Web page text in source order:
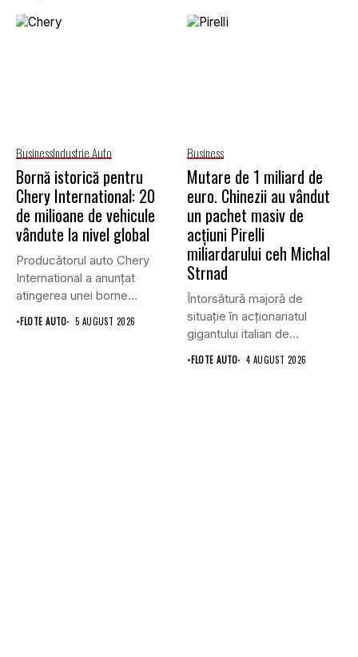
BusinessIndustrie Auto
Bornă istorică pentru
Chery International: 20
de milioane de vehicule
vândute la nivel global
Producătorul auto Chery
International a anunțat
atingerea unei borne
istorice în industria...
•FLOTE AUTO 5 AUGUST 2026
Business
Mutare de 1 miliard de
euro. Chinezii au vândut
un pachet masiv de
acțiuni Pirelli
miliardarului ceh Michal
Strnad
Întorsătură majoră de
situație în acționariatul
gigantului italian de
anvelope Pirelli.
•FLOTE AUTO 4 AUGUST 2026